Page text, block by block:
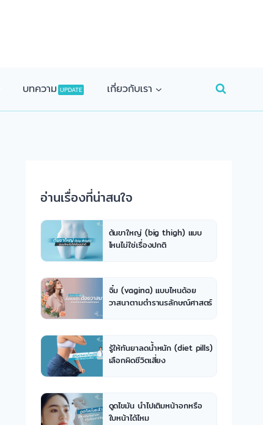
บทความ UPDATE เกี่ยวกับเรา
อ่านเรื่องที่น่าสนใจ
ต้นขาใหญ่ (big thigh) แบบ
ไหนไม่ใช่เรื่องปกติ
จิ๋ม (vagina) แบบไหนด้อย
วาสนาตามตำรานรลักษณ์ศาสตร์
รู้ให้ทันยาลดน้ำหนัก (diet pills)
เลือกผิดชีวิตเสี่ยง
ดูดไขมัน นำไปเติมหน้าอกหรือ
ใบหน้าได้ไหม